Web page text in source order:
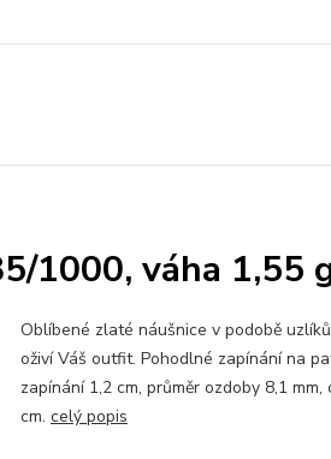
1000, váha 1,55
Oblíbené zlaté náušnice v podobě
oživí Váš outfit. Pohodlné zapínání na
zapínání 1,2 cm, průměr ozdoby 8,1
cm. celý popis